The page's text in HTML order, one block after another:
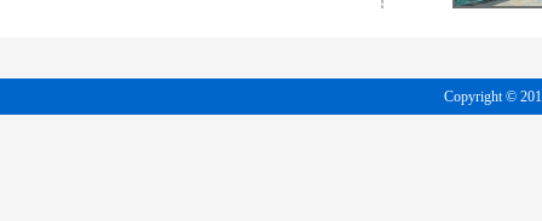
Copyright ©